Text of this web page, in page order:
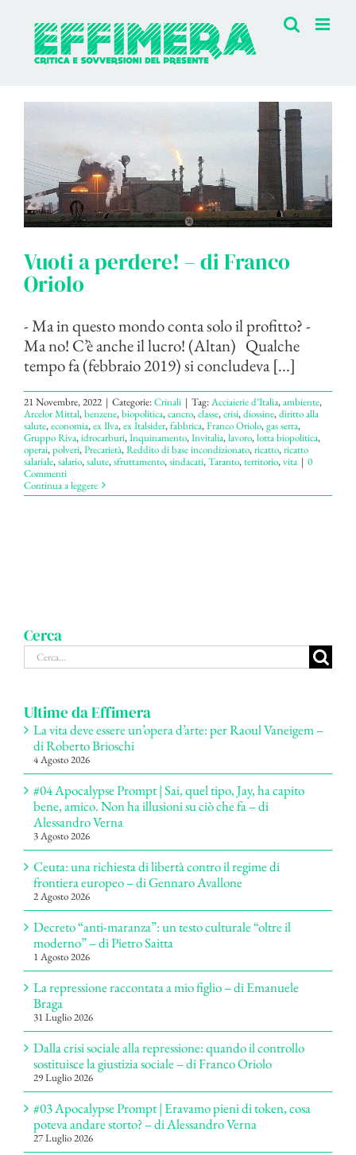
contenuto
Vuoti a perdere! – di Franco
Oriolo
- Ma in questo mondo conta solo il profitto? -
Ma no! C’è anche il lucro! (Altan) Qualche
tempo fa (febbraio 2019) si concludeva [...]
21 Novembre, 2022 | Categorie:Crinali | Tag:Acciaierie d’Italia,ambiente,
Arcelor Mittal,benzene,biopolitica,cancro,classe,crisi,diossine,diritto alla
salute,economia,ex Ilva,ex Italsider,fabbrica,Franco Oriolo,gas serra,
Gruppo Riva,idrocarburi,Inquinamento,Invitalia,lavoro,lotta biopolitica,
operai,polveri,Precarietà,Reddito di base incondizionato,ricatto,ricatto
salariale,salario,salute,sfruttamento,sindacati,Taranto,territorio,vita | 0
Commenti
Continua a leggere
Cerca
Cerca
per:
Ultime da Effimera
La vita deve essere un’opera d’arte: per Raoul Vaneigem –
di Roberto Brioschi
4 Agosto 2026
#04 Apocalypse Prompt | Sai, quel tipo, Jay, ha capito
bene, amico. Non ha illusioni su ciò che fa – di
Alessandro Verna
3 Agosto 2026
Ceuta: una richiesta di libertà contro il regime di
frontiera europeo – di Gennaro Avallone
2 Agosto 2026
Decreto “anti-maranza”: un testo culturale “oltre il
moderno” – di Pietro Saitta
1 Agosto 2026
La repressione raccontata a mio figlio – di Emanuele
Braga
31 Luglio 2026
Dalla crisi sociale alla repressione: quando il controllo
sostituisce la giustizia sociale – di Franco Oriolo
29 Luglio 2026
#03 Apocalypse Prompt | Eravamo pieni di token, cosa
poteva andare storto? – di Alessandro Verna
27 Luglio 2026